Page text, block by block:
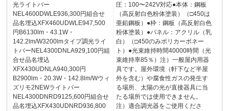
光ライトバー
NEL4600DWLE936,300円組合せ
品名埋込XFX460UDWLE947,500
円B6130lm・43.1W・
142.2lm/W3200lmタイプ調光ライ
トバーNEL4300DNLA929,100円組
合せ品名埋込
XFX430UDNLA940,300円
B2900lm・20.3W・142.8lm/Wウィ
ズリモ2NEWライトバー
NEL4300DNRD9125,600円組合せ
品名埋込XFX430UDNRD936,800
圧：100〜242V対応●本体：鋼板
（高反射白色粉体塗装）（□450は
亜鉛鋼板）●枠：鋼板（高反射白色
粉体塗装）●パネル：アクリル（乳
白）（□450のみポリカーボネー
ト）●光束維持時間40000時間（光
束維持率85％）注）一般屋内用器
具です。屋外環境（軒下など半屋
外を含む）や腐食性ガスの発生す
る場所、太陽の光が直接器具に当
たる場所では使用できません。
注）適合調光器をご使用くださ